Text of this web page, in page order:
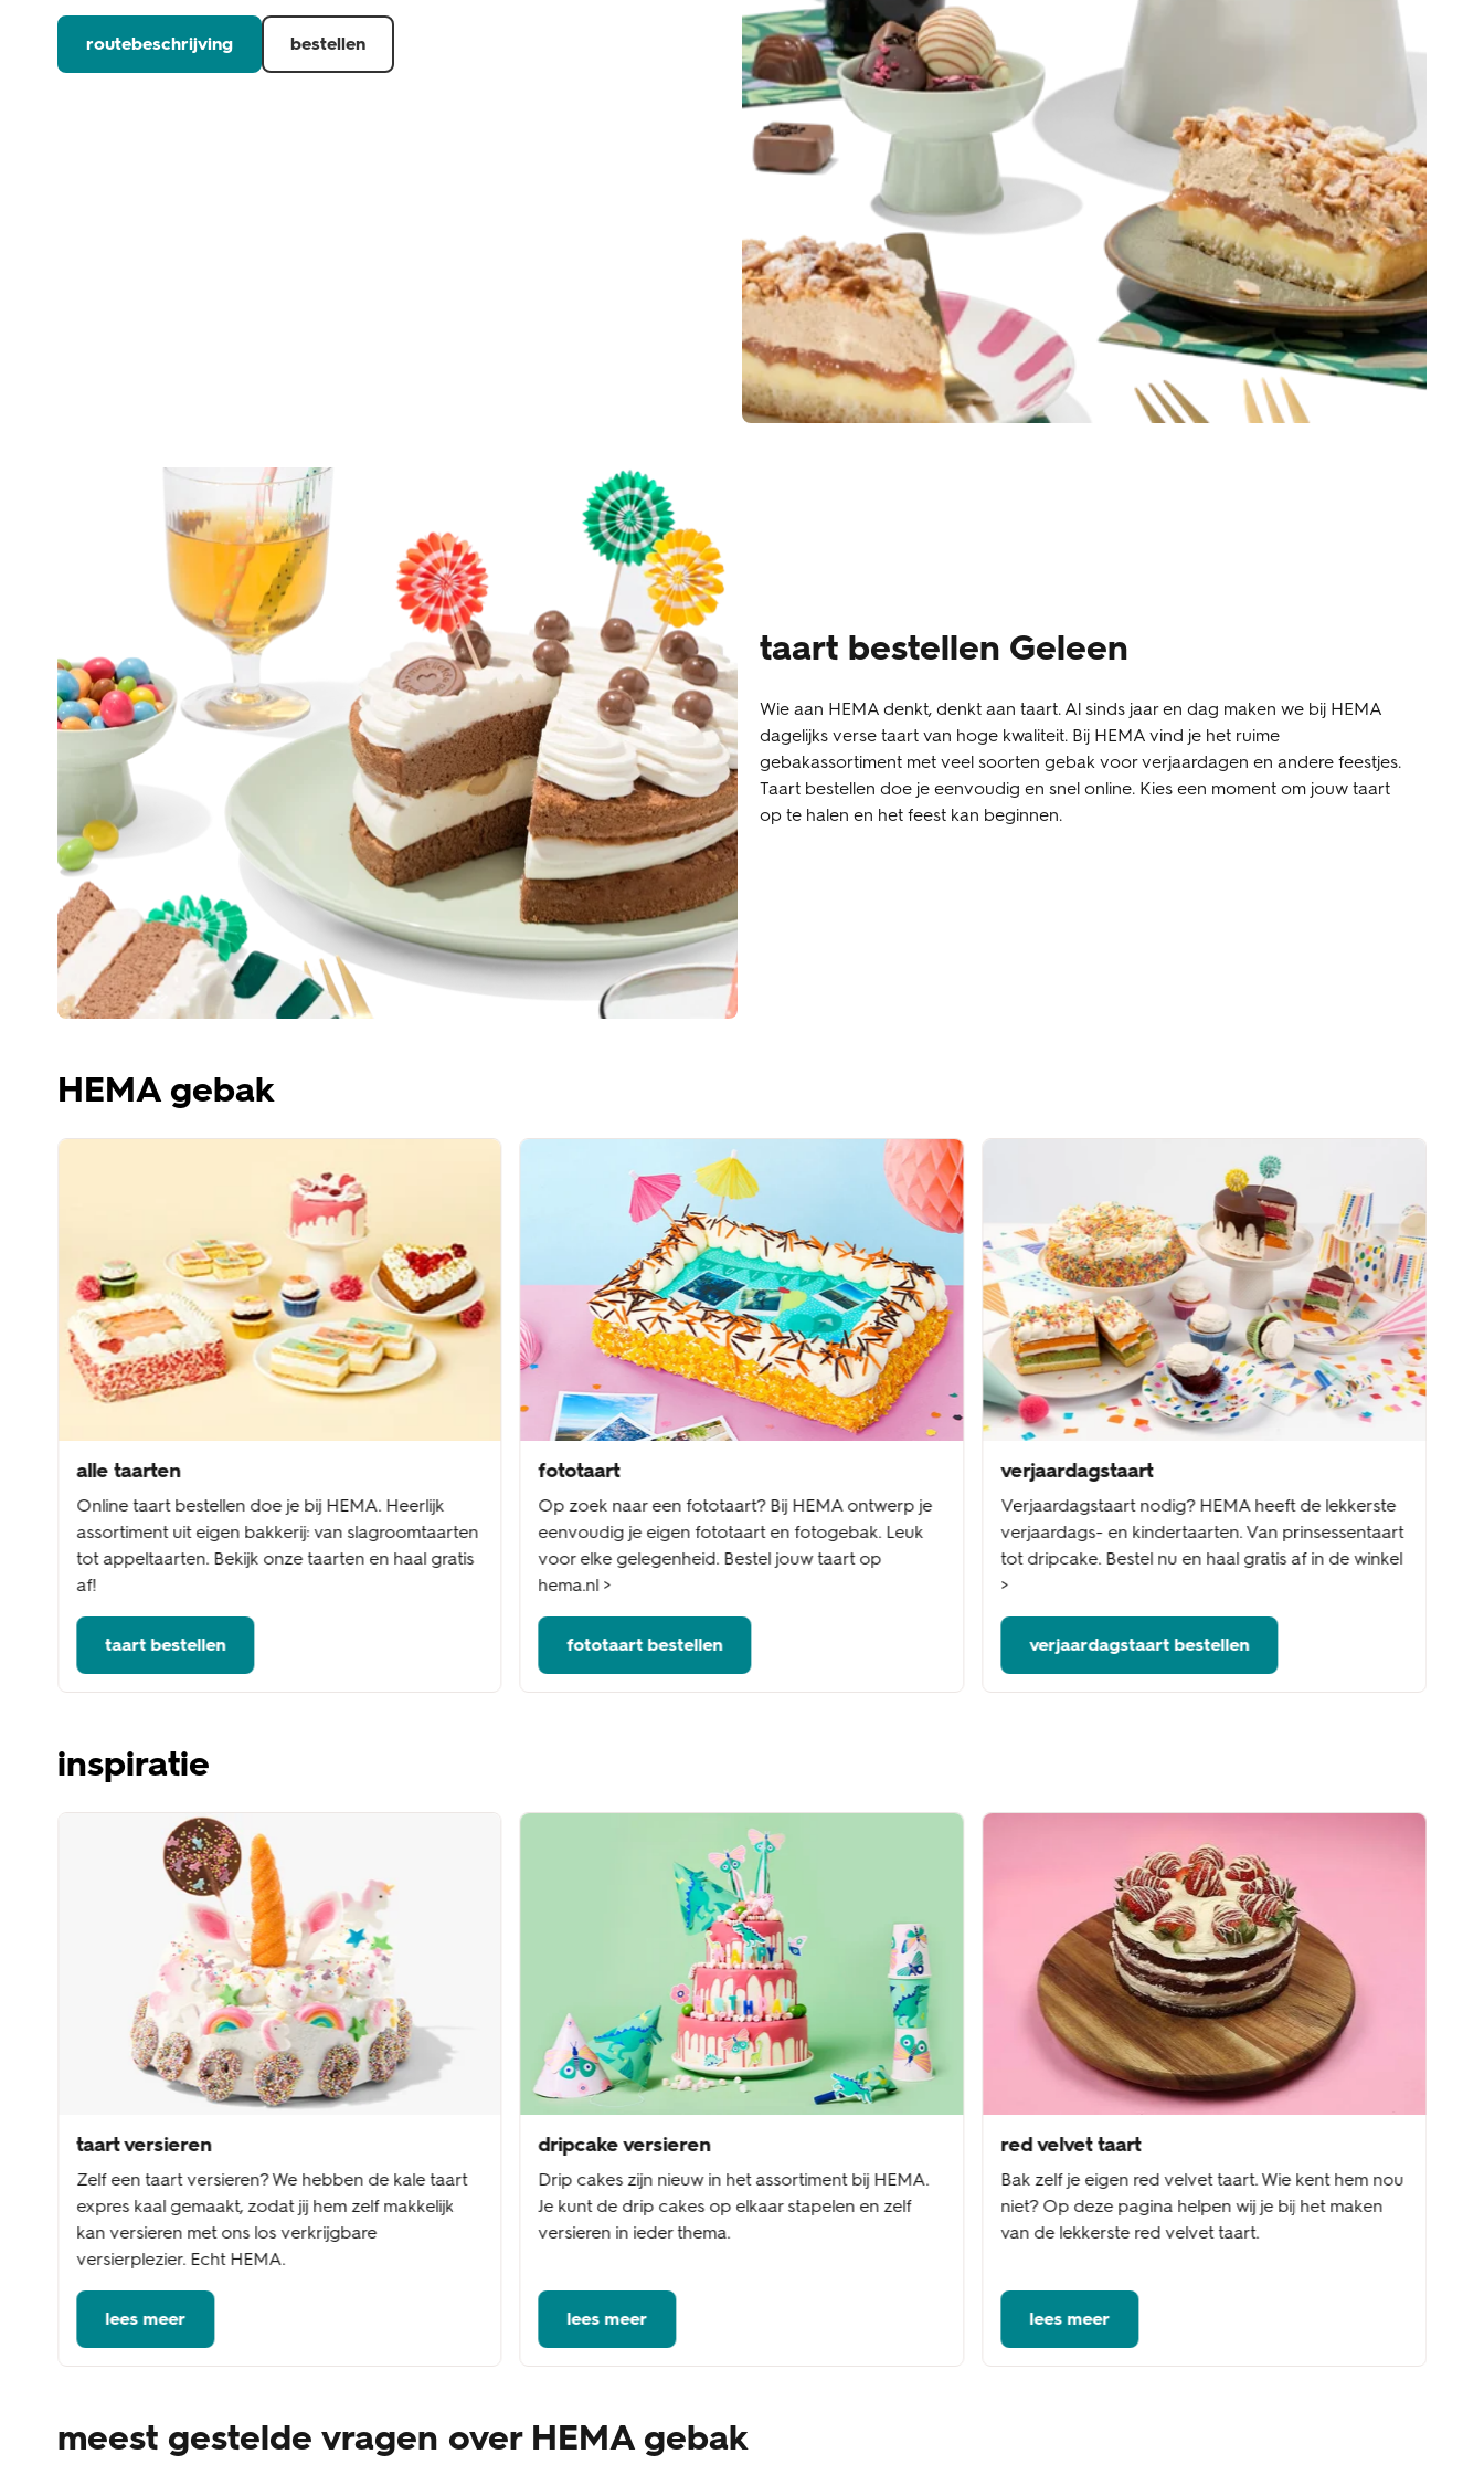
routebeschrijving bestellen
taart bestellen Geleen
Wie aan HEMA denkt, denkt aan taart. Al sinds jaar en dag maken we bij HEMA
dagelijks verse taart van hoge kwaliteit. Bij HEMA vind je het ruime
gebakassortiment met veel soorten gebak voor verjaardagen en andere feestjes.
Taart bestellen doe je eenvoudig en snel online. Kies een moment om jouw taart
op te halen en het feest kan beginnen.
HEMA gebak
alle taarten
Online taart bestellen doe je bij HEMA. Heerlijk
assortiment uit eigen bakkerij: van slagroomtaarten
tot appeltaarten. Bekijk onze taarten en haal gratis
af!
taart bestellen
fototaart
Op zoek naar een fototaart? Bij HEMA ontwerp je
eenvoudig je eigen fototaart en fotogebak. Leuk
voor elke gelegenheid. Bestel jouw taart op
hema.nl >
fototaart bestellen
verjaardagstaart
Verjaardagstaart nodig? HEMA heeft de lekkerste
verjaardags- en kindertaarten. Van prinsessentaart
tot dripcake. Bestel nu en haal gratis af in de winkel
>
verjaardagstaart bestellen
inspiratie
taart versieren
Zelf een taart versieren? We hebben de kale taart
expres kaal gemaakt, zodat jij hem zelf makkelijk
kan versieren met ons los verkrijgbare
versierplezier. Echt HEMA.
lees meer
dripcake versieren
Drip cakes zijn nieuw in het assortiment bij HEMA.
Je kunt de drip cakes op elkaar stapelen en zelf
versieren in ieder thema.
lees meer
red velvet taart
Bak zelf je eigen red velvet taart. Wie kent hem nou
niet? Op deze pagina helpen wij je bij het maken
van de lekkerste red velvet taart.
lees meer
meest gestelde vragen over HEMA gebak